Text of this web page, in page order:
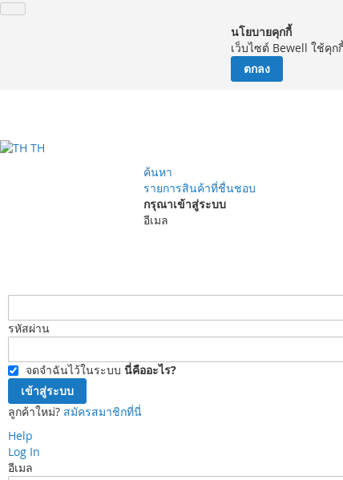
นโยบายคุกกี้
เว็บไซต์ Bewell ใช้คุ
ตกลง
TH
ค้นหา
รายการสินค้าที่ชื่นชอบ
กรุณาเข้าสู่ระบบ
อีเมล
รหัสผ่าน
จดจำฉันไว้ในระบบ นี่คืออะไร?
เข้าสู่ระบบ
ลูกค้าใหม่? สมัครสมาชิกที่นี่
Help
Log In
อีเมล